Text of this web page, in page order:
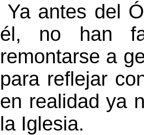
Ya antes del
él, no han
remontarse a
para reflejar
en realidad ya
la Iglesia.